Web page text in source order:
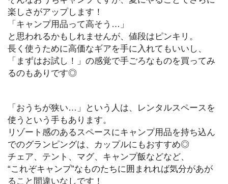
楽しさがアップします！
「キャンプ用品って高そう…」
と思われるかもしれませんが、値段はピンキリ。
長く使うために高価なギアを手に入れてもいいし、
「まずはお試し！」の感覚で手ごろなものを買ってみ
るのもありです◎
「おうちが狭い…」という人は、レンタルスペースを
使うという手もあります。
リゾート感のあるスペースにキャンプ用品を持ち込ん
でのグランピングは、カップルにもおすすめ◎
チェア、テント、マグ、キャンプ飯などなど、
“これぞキャンプ”なものたちに囲まれれば気分があが
ること間違いなしです！